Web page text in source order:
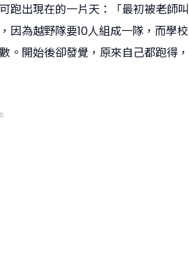
跑出現在的一片天：「最初被老師
因為越野隊要10人組成一隊，而學
。開始後卻發覺，原來自己都跑得